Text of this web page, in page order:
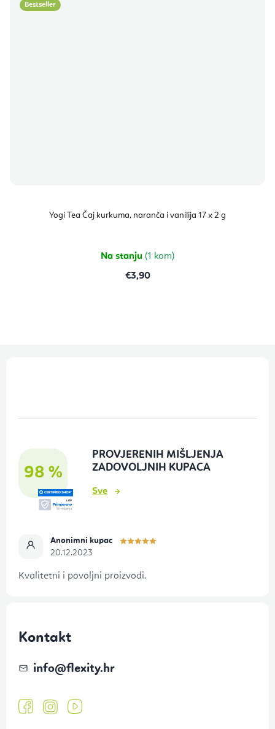
Bestseller
Yogi Tea Čaj kurkuma, naranča i vanilija 17 x 2 g
Na stanju (1 kom)
€3,90
98 %
PROVJERENIH MIŠLJENJA
ZADOVOLJNIH KUPACA
Sve
Anonimni kupac
20.12.2023
Kvalitetni i povoljni proizvodi.
Kontakt
info@flexity.hr